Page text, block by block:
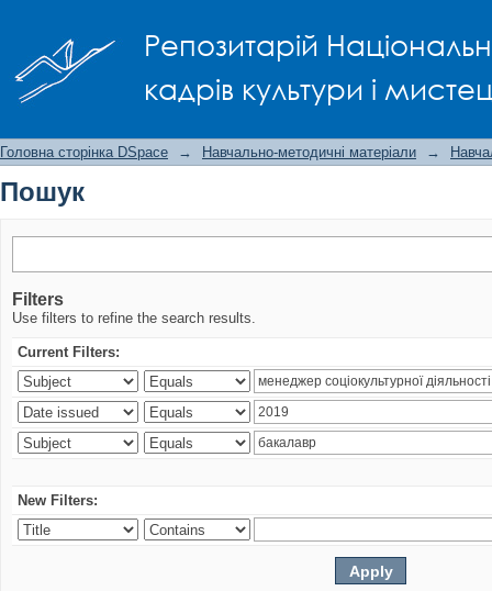
Репозитарій
кадрів культури і
Головна сторінка DSpace → Навчально-методичні матеріали →
Пошук
Filters
Use filters to refine the search results.
Current Filters:
New Filters: